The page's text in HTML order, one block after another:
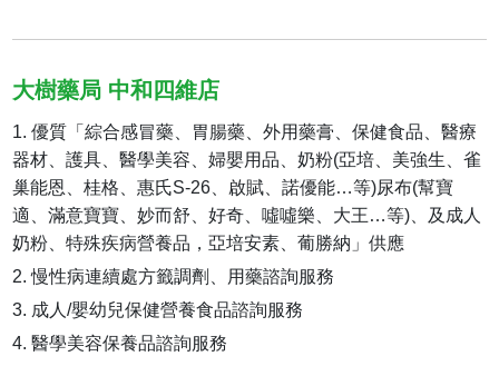
大樹藥局 中和四維店
優質「綜合感冒藥、胃腸藥、外用藥膏、保健食品、醫療
器材、護具、醫學美容、婦嬰用品、奶粉(亞培、美強生、雀
巢能恩、桂格、惠氏S-26、啟賦、諾優能…等)尿布(幫寶
適、滿意寶寶、妙而舒、好奇、噓噓樂、大王…等)、及成人
奶粉、特殊疾病營養品，亞培安素、葡勝納」供應
慢性病連續處方籤調劑、用藥諮詢服務
成人/嬰幼兒保健營養食品諮詢服務
醫學美容保養品諮詢服務